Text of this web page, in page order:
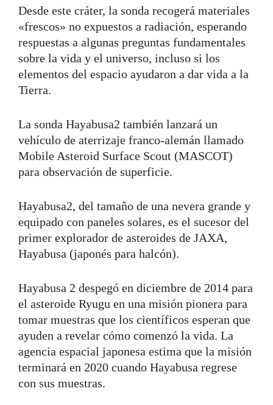
Desde este cráter, la sonda recogerá materiales
«frescos» no expuestos a radiación, esperando
respuestas a algunas preguntas fundamentales
sobre la vida y el universo, incluso si los
elementos del espacio ayudaron a dar vida a la
Tierra.
La sonda Hayabusa2 también lanzará un
vehículo de aterrizaje franco-alemán llamado
Mobile Asteroid Surface Scout (MASCOT)
para observación de superficie.
Hayabusa2, del tamaño de una nevera grande y
equipado con paneles solares, es el sucesor del
primer explorador de asteroides de JAXA,
Hayabusa (japonés para halcón).
Hayabusa 2 despegó en diciembre de 2014 para
el asteroide Ryugu en una misión pionera para
tomar muestras que los científicos esperan que
ayuden a revelar cómo comenzó la vida. La
agencia espacial japonesa estima que la misión
terminará en 2020 cuando Hayabusa regrese
con sus muestras.